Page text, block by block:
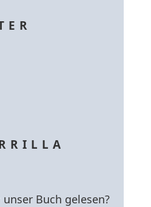
Buch gelesen?